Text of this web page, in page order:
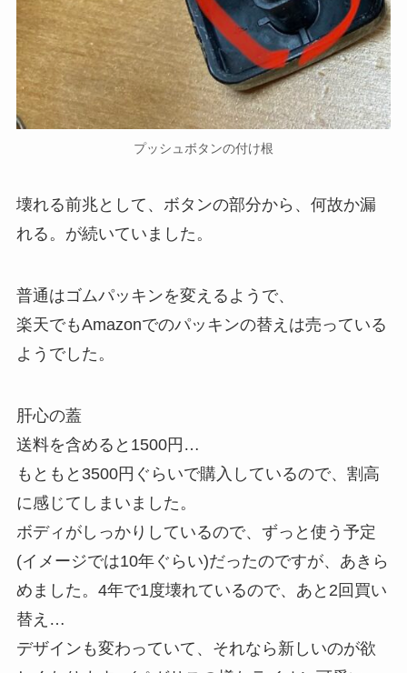
プッシュボタンの付け根
壊れる前兆として、ボタンの部分から、何故か漏
れる。が続いていました。
普通はゴムパッキンを変えるようで、
楽天でもAmazonでのパッキンの替えは売っている
ようでした。
肝心の蓋
送料を含めると1500円…
もともと3500円ぐらいで購入しているので、割高
に感じてしまいました。
ボディがしっかりしているので、ずっと使う予定
(イメージでは10年ぐらい)だったのですが、あきら
めました。4年で1度壊れているので、あと2回買い
替え…
デザインも変わっていて、それなら新しいのが欲